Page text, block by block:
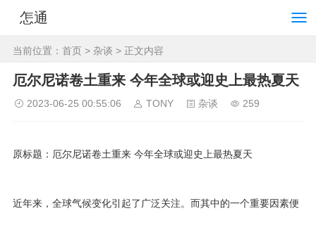
怎通
当前位置： 首页 > 杂谈 > 正文内容
厄尔尼诺卷土重来 今年全球或迎史上最热夏天
2023-06-25 00:55:06 TONY 杂谈 259
原标题：厄尔尼诺卷土重来 今年全球或迎史上最热夏天
近年来，全球气候变化引起了广泛关注。而其中的一个重要因素便